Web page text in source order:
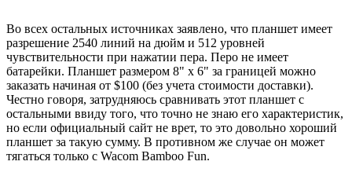
Во всех остальных источниках заявлено, что планшет имеет
разрешение 2540 линий на дюйм и 512 уровней
чувствительности при нажатии пера. Перо не имеет
батарейки. Планшет размером 8" x 6" за границей можно
заказать начиная от $100 (без учета стоимости доставки).
Честно говоря, затрудняюсь сравнивать этот планшет с
остальными ввиду того, что точно не знаю его характеристик,
но если официальный сайт не врет, то это довольно хороший
планшет за такую сумму. В противном же случае он может
тягаться только с Wacom Bamboo Fun.